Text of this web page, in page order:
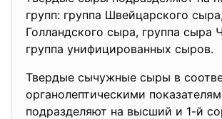
групп: группа Швейцарского
Голландского сыра, группа сыра
группа унифицированных сыров.
Твердые сычужные сыры в
органолептическими
подразделяют на высший и 1-й